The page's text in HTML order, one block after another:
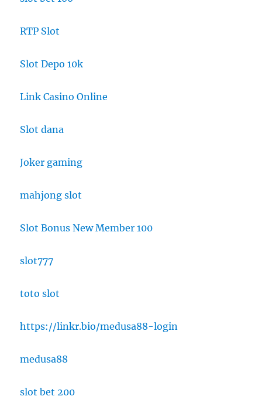
RTP Slot
Slot Depo 10k
Link Casino Online
Slot dana
Joker gaming
mahjong slot
Slot Bonus New Member 100
slot777
toto slot
https://linkr.bio/medusa88-login
medusa88
slot bet 200